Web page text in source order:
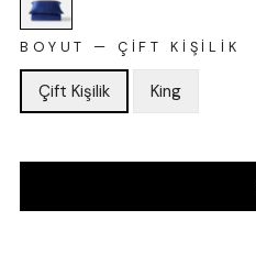
BOYUT — ÇIFT KIŞILIK
Çift Kişilik King